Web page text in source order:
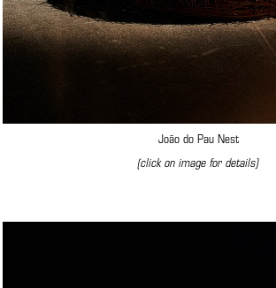
João do Pau Nest
(click on image for details)